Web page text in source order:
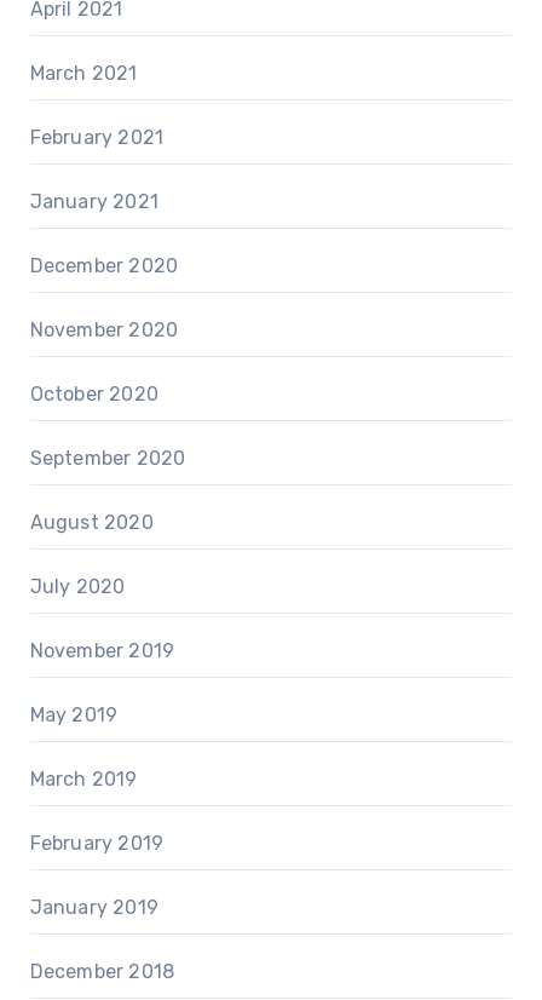
April 2021
March 2021
February 2021
January 2021
December 2020
November 2020
October 2020
September 2020
August 2020
July 2020
November 2019
May 2019
March 2019
February 2019
January 2019
December 2018